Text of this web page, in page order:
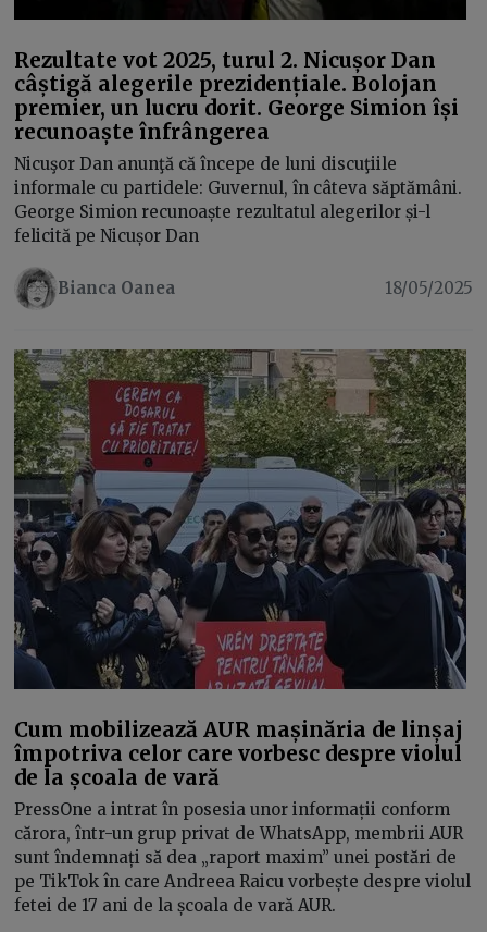
Rezultate vot 2025, turul 2. Nicușor Dan
câștigă alegerile prezidențiale. Bolojan
premier, un lucru dorit. George Simion își
recunoaște înfrângerea
Nicuşor Dan anunţă că începe de luni discuţiile
informale cu partidele: Guvernul, în câteva săptămâni.
George Simion recunoaște rezultatul alegerilor și-l
felicită pe Nicușor Dan
Bianca Oanea 18/05/2025
Cum mobilizează AUR mașinăria de linșaj
împotriva celor care vorbesc despre violul
de la școala de vară
PressOne a intrat în posesia unor informații conform
cărora, într-un grup privat de WhatsApp, membrii AUR
sunt îndemnați să dea „raport maxim” unei postări de
pe TikTok în care Andreea Raicu vorbește despre violul
fetei de 17 ani de la școala de vară AUR.